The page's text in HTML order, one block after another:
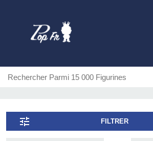
FILTRER